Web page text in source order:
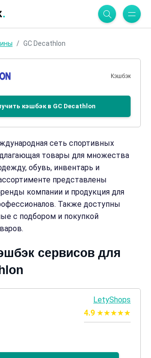
GC Decathlon
Кэшбэк
кэшбэк в GC Decathlon
сеть спортивных
товары для множества
обувь, инвентарь и
представлены
компании и продукция для
Также доступны
с подбором и покупкой
сервисов для
LetyShops
4.9